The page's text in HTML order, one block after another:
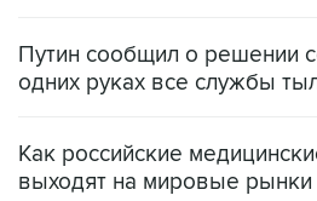
Путин сообщил о решении
одних руках все службы
Как российские
выходят на мировые рынки